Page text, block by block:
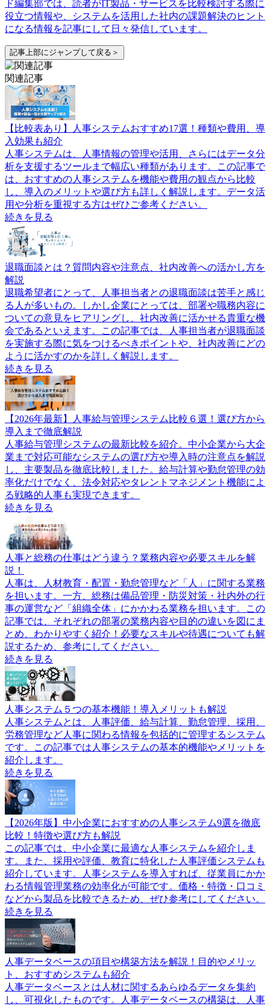
ド編集部では、読者がIT製品・サービスを比較検討する際に
役立つ情報や、システムを活用した社内の課題解決のヒント
になる情報を記事にして日々発信しています。
記事上部にジャンプして戻る＞
関連記事
【比較表あり】人事システムおすすめ17選！種類や費用、導
入効果も紹介
人事システムは、人事情報の管理や活用、さらにはデータ分
析を支援するツールまで幅広い種類があります。この記事で
は、おすすめの人事システムを機能や費用の観点から比較
し、導入のメリットや選び方も詳しく解説します。データ活
用や分析を重視する方はぜひご参考ください。
続きを見る
退職面談とは？質問内容や注意点、社内改善への活かし方を
解説
退職希望者にとって、人事担当者との退職面談は苦手と感じ
る人が多いもの。しかし企業にとっては、部署や職務内容に
ついての意見をヒアリングし、社内改善に活かせる貴重な機
会であるといえます。この記事では、人事担当者が退職面談
を実施する際に気をつけるべきポイントや、社内改善にどの
ように活かすのかを詳しく解説します。
続きを見る
【2026年最新】人事給与管理システム比較６選！選び方から
導入まで徹底解説
人事給与管理システムの最新比較を紹介。中小企業から大企
業まで対応可能なシステムの選び方や導入時の注意点を解説
し、主要製品を徹底比較しました。給与計算や勤怠管理の効
率化だけでなく、法令対応やタレントマネジメント機能によ
る戦略的人事も実現できます。
続きを見る
人事と総務の仕事はどう違う？業務内容や必要スキルを解
説！
人事は、人材教育・配置・勤怠管理など「人」に関する業務
を担います。一方、総務は備品管理・防災対策・社内外の行
事の運営など「組織全体」にかかわる業務を担います。この
記事では、それぞれの部署の業務内容や目的の違いを図にま
とめ、わかりやすく紹介！必要なスキルや待遇についても解
説するため、参考にしてください。
続きを見る
人事システム５つの基本機能！導入メリットも解説
人事システムとは、人事評価、給与計算、勤怠管理、採用、
労務管理など人事に関わる情報を包括的に管理するシステム
です。この記事では人事システムの基本的機能やメリットを
紹介します。
続きを見る
【2026年版】中小企業におすすめの人事システム9選を徹底
比較！特徴や選び方も解説
この記事では、中小企業に最適な人事システムを紹介しま
す。また、採用や評価、教育に特化した人事評価システムも
紹介しています。人事システムを導入すれば、従業員にかか
わる情報管理業務の効率化が可能です。価格・特徴・口コミ
などから製品を比較できるため、ぜひ参考にしてください。
続きを見る
人事データベースの項目や構築方法を解説！目的やメリッ
ト、おすすめシステムも紹介
人事データベースとは人材に関するあらゆるデータを集約
し、可視化したものです。人事データベースの構築は、人事